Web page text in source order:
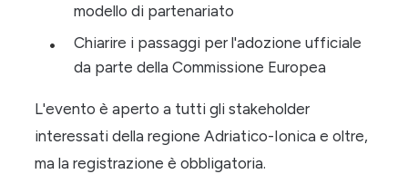
modello di partenariato
Chiarire i passaggi per l'adozione ufficiale
da parte della Commissione Europea
L'evento è aperto a tutti gli stakeholder
interessati della regione Adriatico-Ionica e oltre,
ma la registrazione è obbligatoria.